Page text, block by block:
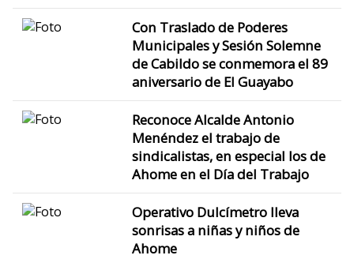
Con Traslado de Poderes
Municipales y Sesión Solemne
de Cabildo se conmemora el 89
aniversario de El Guayabo
Reconoce Alcalde Antonio
Menéndez el trabajo de
sindicalistas, en especial los de
Ahome en el Día del Trabajo
Operativo Dulcímetro lleva
sonrisas a niñas y niños de
Ahome